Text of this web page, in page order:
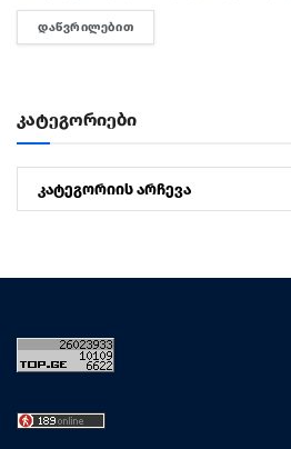
ჯგუფურად კომერციულ მოსყიდვასა
დოკუმენტის დამზადებაში
ᲓᲐᲬᲕᲠᲘᲚᲔᲑᲘᲗ
კატეგორიები
კატეგორიები